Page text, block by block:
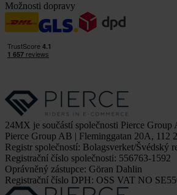
Možnosti dopravy
24MX je součástí společnosti Pierce Group
Pierce Group AB | Fleminggatan 20A, 112
Registr společností: Bolagsverket/Švédský
Registrační číslo společnosti: 556763-1592
Oprávněný zástupce: Göran Dahlin
Registrační číslo DPH: OSS VAT NO